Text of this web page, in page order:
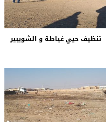
تنظيف حيي غياطة و الشويبير
بالصور:عملية تنظيف وراء ما شي
حمرية